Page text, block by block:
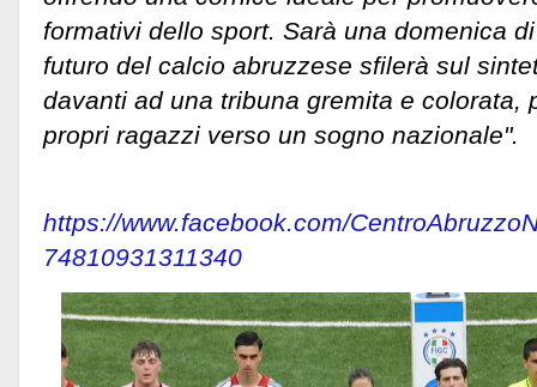
formativi dello sport. Sarà una domenica
futuro del calcio abruzzese sfilerà sul
davanti ad una tribuna gremita e colorata,
propri ragazzi verso un sogno nazionale".
https://www.facebook.com/
74810931311340